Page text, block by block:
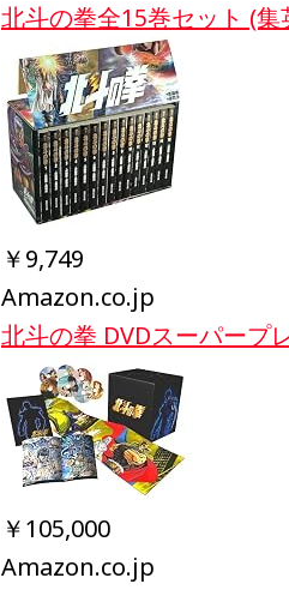
北斗の拳全15巻セット (
￥9,749
Amazon.co.jp
北斗の拳 DVDスーパープ
￥105,000
Amazon.co.jp